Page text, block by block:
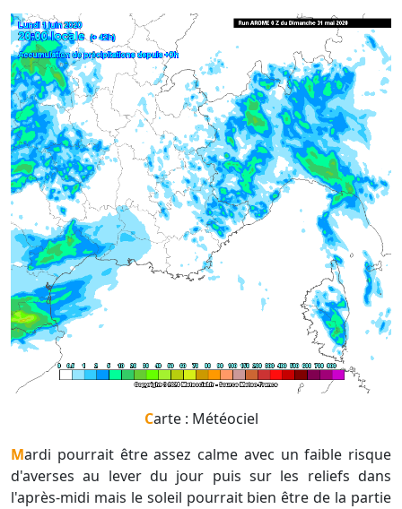
Carte : Météociel
Mardi pourrait être assez calme avec un faible risque
d'averses au lever du jour puis sur les reliefs dans
l'après-midi mais le soleil pourrait bien être de la partie